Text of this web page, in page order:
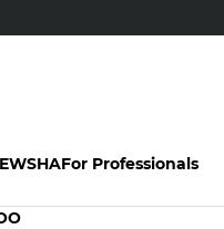
anmelden
For Professionals